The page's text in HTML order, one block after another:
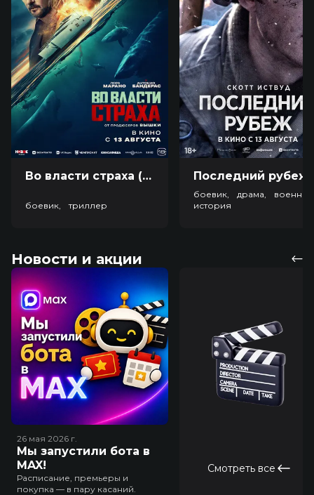
Во власти страха (18+)
боевик, триллер
боевик, драма,
история
Новости и акции
26 мая 2026 г.
Мы запустили бота в
MAX!
Расписание, премьеры и
покупка — в пару касаний.
Смотреть все